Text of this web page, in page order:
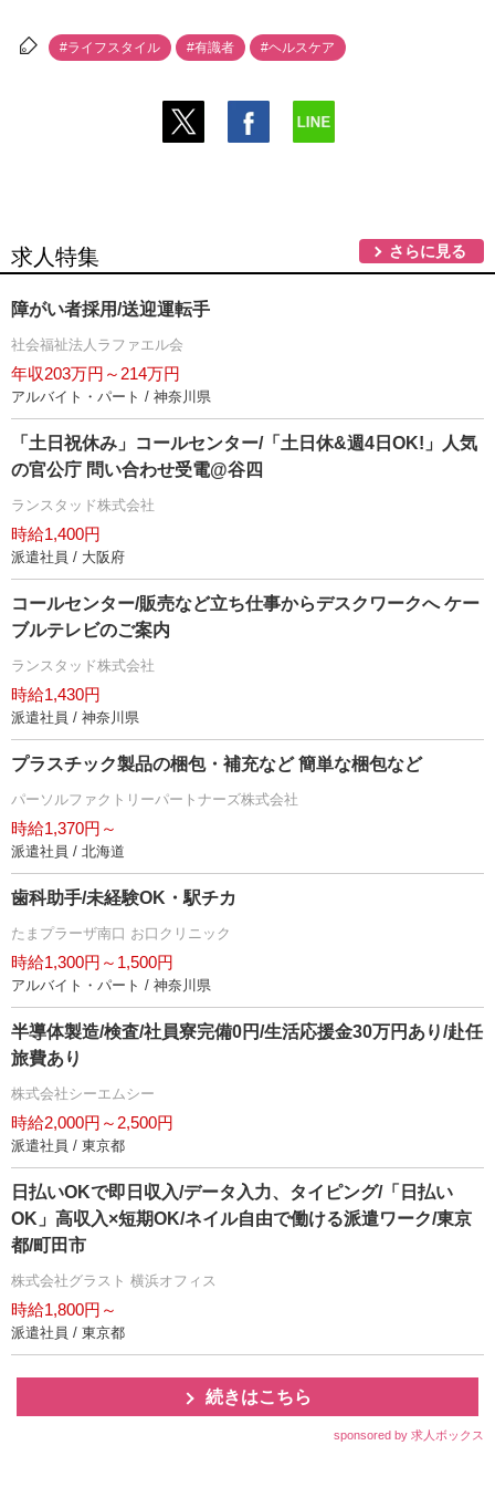
#ライフスタイル #有識者 #ヘルスケア
求人特集 さらに見る
障がい者採用/送迎運転手
社会福祉法人ラファエル会
年収203万円～214万円
アルバイト・パート / 神奈川県
「土日祝休み」コールセンター/「土日休&週4日OK!」人気
の官公庁 問い合わせ受電@谷四
ランスタッド株式会社
時給1,400円
派遣社員 / 大阪府
コールセンター/販売など立ち仕事からデスクワークへ ケー
ブルテレビのご案内
ランスタッド株式会社
時給1,430円
派遣社員 / 神奈川県
プラスチック製品の梱包・補充など 簡単な梱包など
パーソルファクトリーパートナーズ株式会社
時給1,370円～
派遣社員 / 北海道
歯科助手/未経験OK・駅チカ
たまプラーザ南口 お口クリニック
時給1,300円～1,500円
アルバイト・パート / 神奈川県
半導体製造/検査/社員寮完備0円/生活応援金30万円あり/赴任
旅費あり
株式会社シーエムシー
時給2,000円～2,500円
派遣社員 / 東京都
日払いOKで即日収入/データ入力、タイピング/「日払い
OK」高収入×短期OK/ネイル自由で働ける派遣ワーク/東京
都/町田市
株式会社グラスト 横浜オフィス
時給1,800円～
派遣社員 / 東京都
続きはこちら
sponsored by 求人ボックス